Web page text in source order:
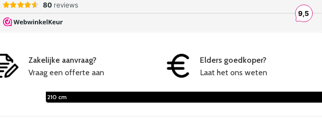
150 cm
180 cm
210 cm
Zakelijke aanvraag?
Vraag een offerte aan
Elders goedkoper?
Laat het ons weten